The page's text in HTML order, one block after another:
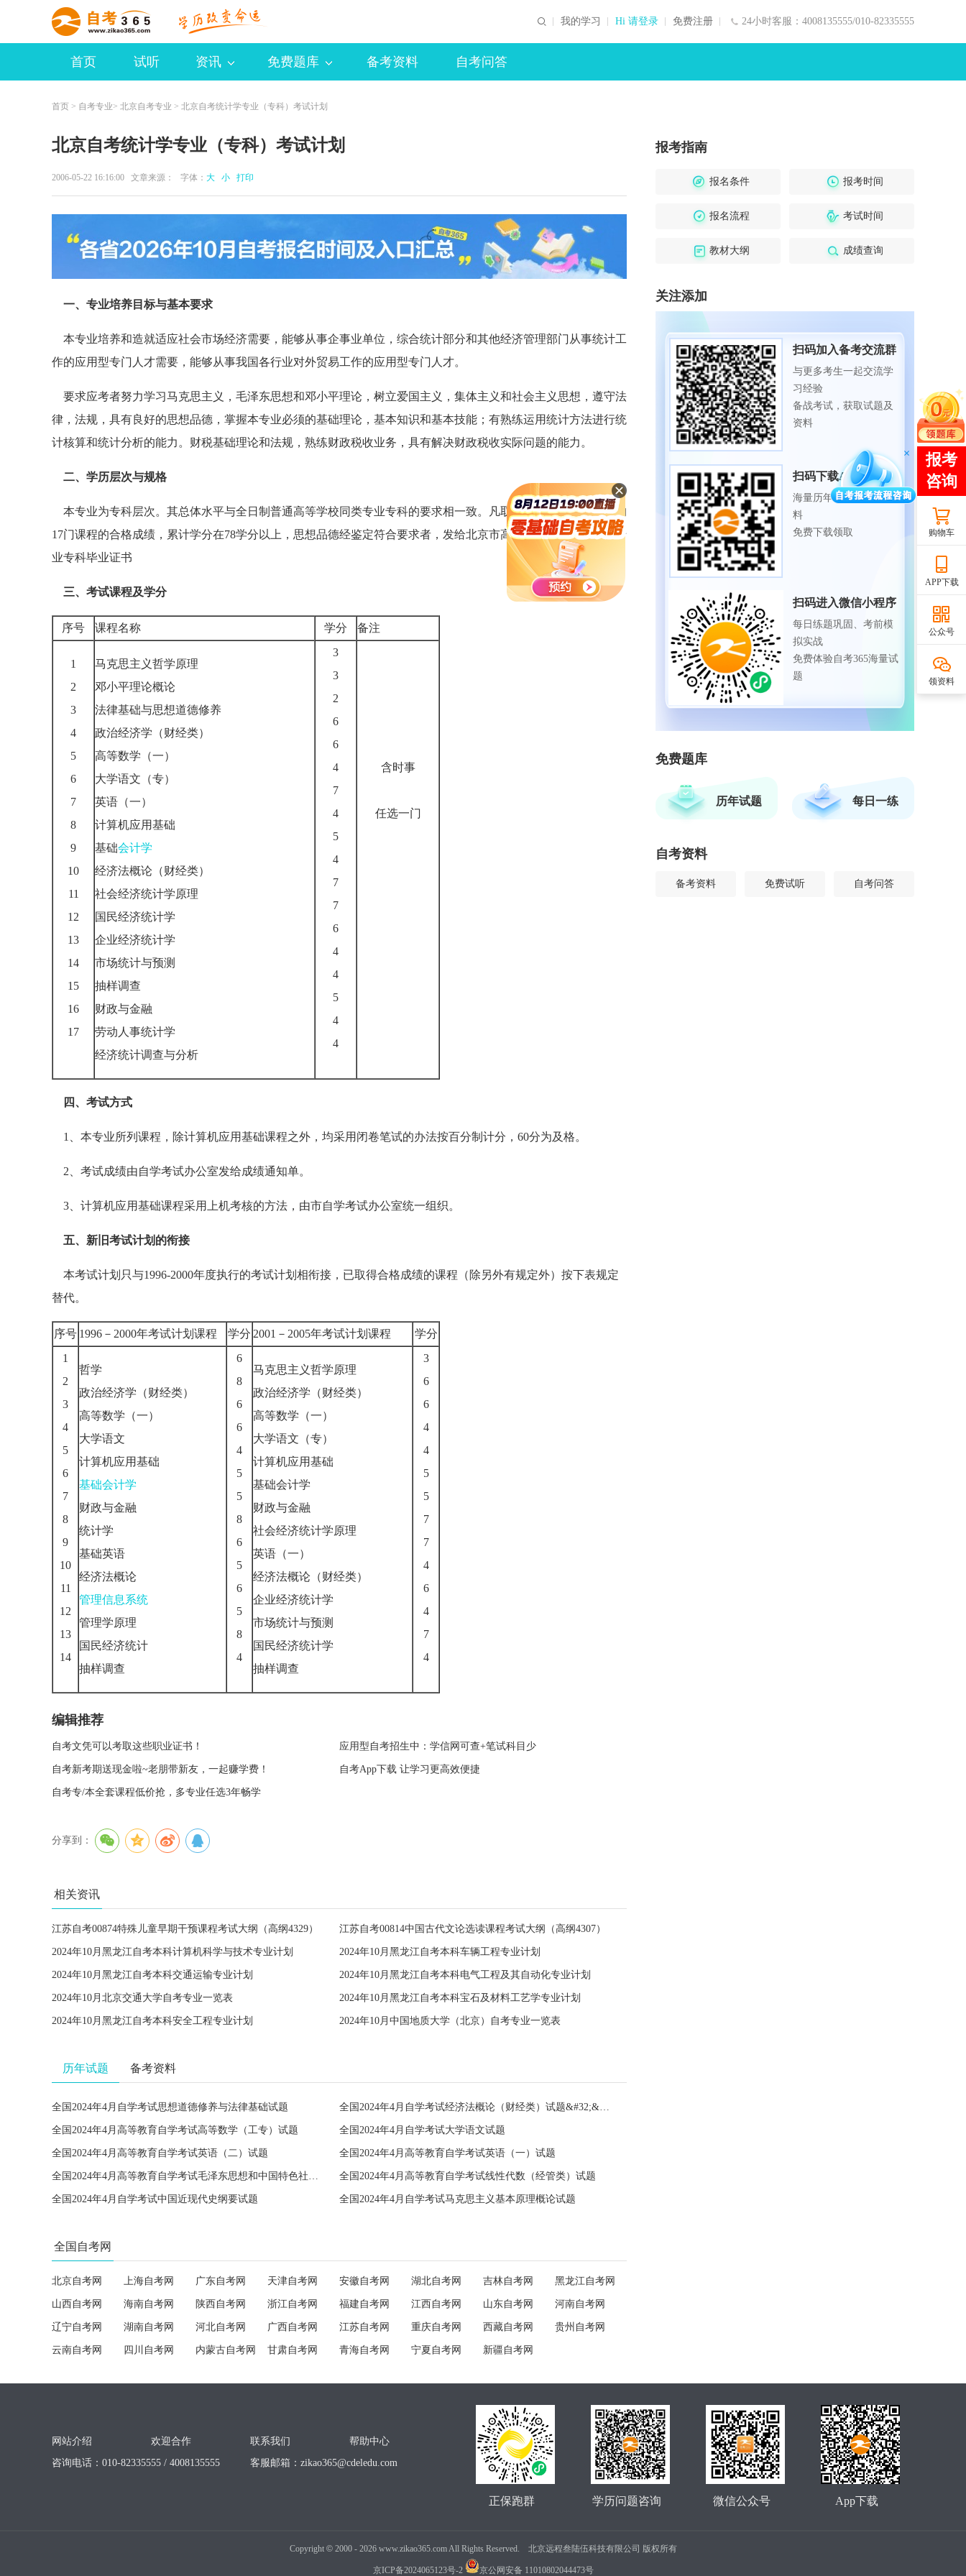
24小时客服：4008135555/010-82335555
我的学习 Hi 请登录 免费注册
首页 试听 资讯 免费题库 备考资料 自考问答
首页 > 自考专业> 北京自考专业 > 北京自考统计学专业（专科）考试计划
北京自考统计学专业（专科）考试计划
2006-05-22 16:16:00 文章来源： 字体： 大 小 打印
一、专业培养目标与基本要求
本专业培养和造就适应社会市场经济需要，能够从事企事业单位，综合统计部分和其他经济管理部门从事统计工
作的应用型专门人才需要，能够从事我国各行业对外贸易工作的应用型专门人才。
要求应考者努力学习马克思主义，毛泽东思想和邓小平理论，树立爱国主义，集体主义和社会主义思想，遵守法
律，法规，具有良好的思想品德，掌握本专业必须的基础理论，基本知识和基本技能；有熟练运用统计方法进行统
计核算和统计分析的能力。财税基础理论和法规，熟练财政税收业务，具有解决财政税收实际问题的能力。
二、学历层次与规格
本专业为专科层次。其总体水平与全日制普通高等学校同类专业专科的要求相一致。凡取得本专业专科所规定的
17门课程的合格成绩，累计学分在78学分以上，思想品德经鉴定符合要求者，发给北京市高等教育自学考试统计专
业专科毕业证书
三、考试课程及学分
序号 课程名称 学分 备注
1
2
3
4
5
6
7
8
9
10
11
12
13
14
15
16
17
马克思主义哲学原理
邓小平理论概论
法律基础与思想道德修养
政治经济学（财经类）
高等数学（一）
大学语文（专）
英语（一）
计算机应用基础
基础会计学
经济法概论（财经类）
社会经济统计学原理
国民经济统计学
企业经济统计学
市场统计与预测
抽样调查
财政与金融
劳动人事统计学
经济统计调查与分析
3
3
2
6
6
4
7
4
5
4
7
7
6
4
4
5
4
4
含时事
任选一门
四、考试方式
1、本专业所列课程，除计算机应用基础课程之外，均采用闭卷笔试的办法按百分制计分，60分为及格。
2、考试成绩由自学考试办公室发给成绩通知单。
3、计算机应用基础课程采用上机考核的方法，由市自学考试办公室统一组织。
五、新旧考试计划的衔接
本考试计划只与1996-2000年度执行的考试计划相衔接，已取得合格成绩的课程（除另外有规定外）按下表规定
替代。
序号 1996－2000年考试计划课程 学分 2001－2005年考试计划课程
学分
1
2
3
4
5
6
7
8
9
10
11
12
13
14
哲学
政治经济学（财经类）
高等数学（一）
大学语文
计算机应用基础
基础会计学
财政与金融
统计学
基础英语
经济法概论
管理信息系统
管理学原理
国民经济统计
抽样调查
6
8
6
6
4
5
5
8
6
5
6
5
8
4
马克思主义哲学原理
政治经济学（财经类）
高等数学（一）
大学语文（专）
计算机应用基础
基础会计学
财政与金融
社会经济统计学原理
英语（一）
经济法概论（财经类）
企业经济统计学
市场统计与预测
国民经济统计学
抽样调查
3
6
6
4
4
5
5
7
7
4
6
4
7
4
编辑推荐
自考文凭可以考取这些职业证书！ 应用型自考招生中：学信网可查+笔试科目少
自考新考期送现金啦~老朋带新友，一起赚学费！ 自考App下载 让学习更高效便捷
自考专/本全套课程低价抢，多专业任选3年畅学
分享到：
相关资讯
江苏自考00874特殊儿童早期干预课程考试大纲（高纲4329） 江苏自考00814中国古代文论选读课程考试大纲（高纲4307）
2024年10月黑龙江自考本科计算机科学与技术专业计划 2024年10月黑龙江自考本科车辆工程专业计划
2024年10月黑龙江自考本科交通运输专业计划 2024年10月黑龙江自考本科电气工程及其自动化专业计划
2024年10月北京交通大学自考专业一览表 2024年10月黑龙江自考本科宝石及材料工艺学专业计划
2024年10月黑龙江自考本科安全工程专业计划 2024年10月中国地质大学（北京）自考专业一览表
历年试题 备考资料
全国2024年4月自学考试思想道德修养与法律基础试题 全国2024年4月自学考试经济法概论（财经类）试题&#32;&#32;
全国2024年4月高等教育自学考试高等数学（工专）试题 全国2024年4月自学考试大学语文试题
全国2024年4月高等教育自学考试英语（二）试题 全国2024年4月高等教育自学考试英语（一）试题
全国2024年4月高等教育自学考试毛泽东思想和中国特色社会主义理论体系概论试题 全国2024年4月高等教育自学考试线性代数（经管类）试题
全国2024年4月自学考试中国近现代史纲要试题 全国2024年4月自学考试马克思主义基本原理概论试题
全国自考网
北京自考网 上海自考网 广东自考网 天津自考网 安徽自考网 湖北自考网 吉林自考网 黑龙江自考网
山西自考网 海南自考网 陕西自考网 浙江自考网 福建自考网 江西自考网 山东自考网 河南自考网
辽宁自考网 湖南自考网 河北自考网 广西自考网 江苏自考网 重庆自考网 西藏自考网 贵州自考网
云南自考网 四川自考网 内蒙古自考网 甘肃自考网 青海自考网 宁夏自考网 新疆自考网
报考指南
报名条件 报考时间
报名流程 考试时间
教材大纲 成绩查询
关注添加
扫码加入备考交流群
与更多考生一起交流学
习经验
备战考试，获取试题及
资料
扫码下载APP
海量历年试题、备考资
料
免费下载领取
扫码进入微信小程序
每日练题巩固、考前模
拟实战
免费体验自考365海量试
题
免费题库
历年试题 每日一练
自考资料
备考资料 免费试听 自考问答
购物车
APP下载
公众号
领资料
网站介绍 欢迎合作 联系我们
帮助中心
咨询电话：010-82335555 / 4008135555
客服邮箱： zikao365@cdeledu.com
App下载
微信公众号
学历问题咨询
正保跑群
Copyright ©2000 - 2026www.zikao365.com All Rights Reserved. 北京远程叁陆伍科技有限公司 版权所有
京ICP备2024065123号-2 京公网安备 11010802044473号